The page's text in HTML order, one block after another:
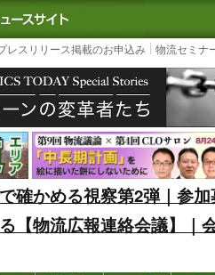
｜国内最大の物流ニュースサイ
3PL,
レスリリース掲載のお申込み 物流セミナ
確かめる視察第2弾｜参加
【物流広報連絡会議】｜